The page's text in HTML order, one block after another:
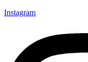
Instagram